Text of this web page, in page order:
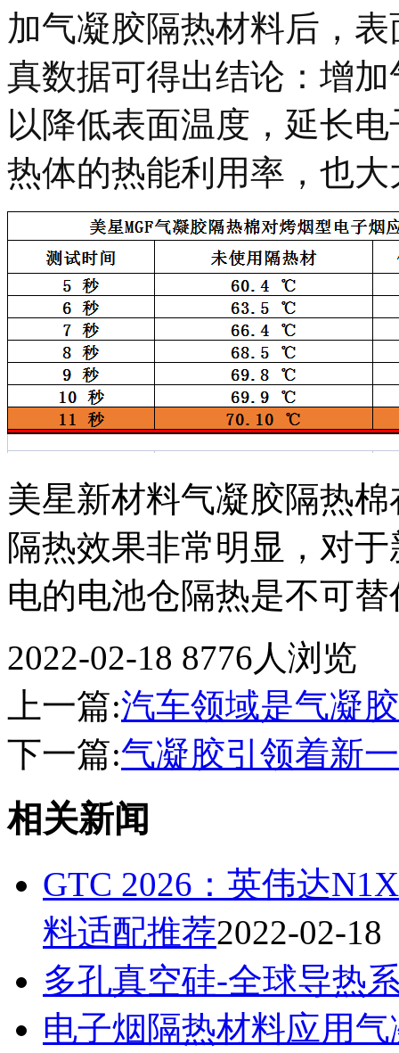
加气凝胶隔热材料后，
真数据可得出结论：增
以降低表面温度，延长
热体的热能利用率，也
美星新材料气凝胶隔热
隔热效果非常明显，对
电的电池仓隔热是不可
2022-02-18 8776人浏览
上一篇:汽车领域是气凝
下一篇:气凝胶引领着新
相关新闻
GTC 2026：英伟达
料适配推荐2022-02-18
多孔真空硅-全球导热
电子烟隔热材料应用